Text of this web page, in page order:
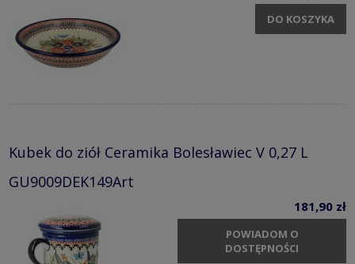
DO KOSZYKA
Kubek do ziół Ceramika Bolesławiec V 0,27 L
GU9009DEK149Art
181,90 zł
POWIADOM O
DOSTĘPNOŚCI